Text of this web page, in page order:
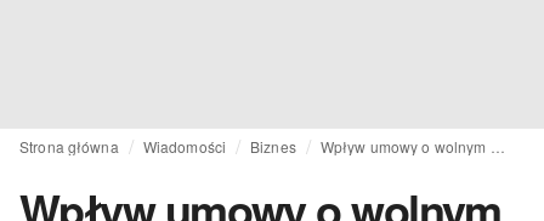
Strona główna Wiadomości Biznes